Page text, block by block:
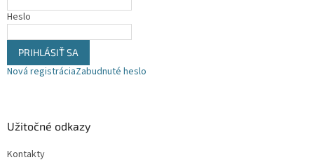
Heslo
PRIHLÁSIŤ SA
Nová registráciaZabudnuté heslo
Užitočné odkazy
Kontakty